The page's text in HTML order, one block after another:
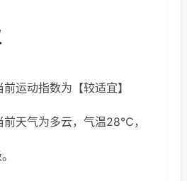
运动指数为【较适宜】
前天气为多云，气温28℃，